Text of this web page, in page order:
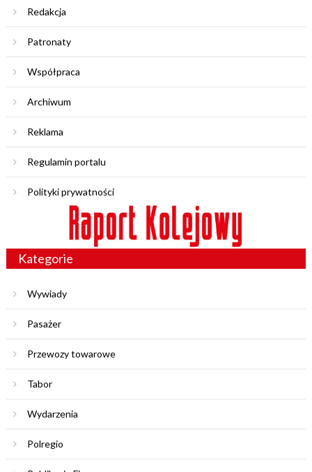
Redakcja
Patronaty
Współpraca
Archiwum
Reklama
Regulamin portalu
Polityki prywatności
Kategorie
Wywiady
Pasażer
Przewozy towarowe
Tabor
Wydarzenia
Polregio